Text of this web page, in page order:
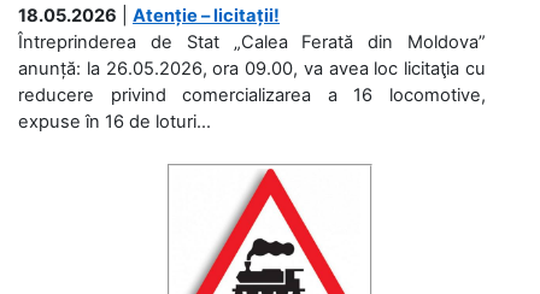
18.05.2026
Atenție – licitații!
Întreprinderea de Stat „Calea Ferată din Moldova”
anunță: la 26.05.2026, ora 09.00, va avea loc licitaţia cu
reducere privind comercializarea a 16 locomotive,
expuse în 16 de loturi...